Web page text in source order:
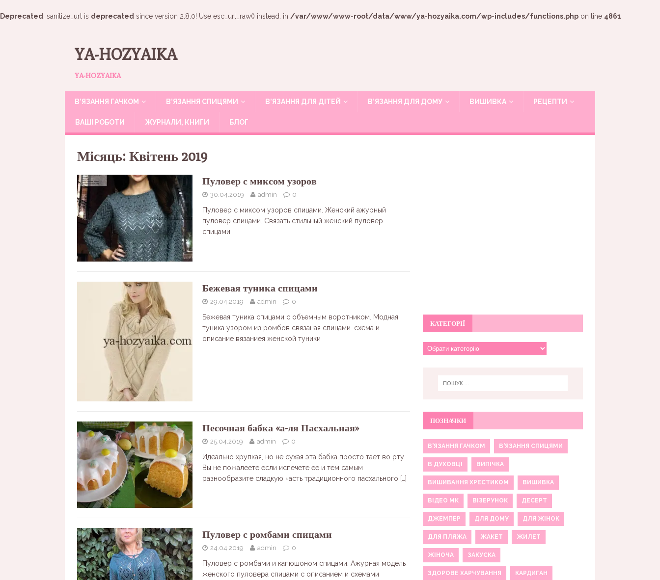
Deprecated : sanitize_url is deprecated since version 2.8.0! Use esc_url_raw() instead. in /var/www/www-root/data/www/ya-hozyaika.com/wp-includes/functions.php on line 4861
YA-HOZYAIKA
YA-HOZYAIKA
В’ЯЗАННЯ ГАЧКОМ В’ЯЗАННЯ СПИЦЯМИ В’ЯЗАННЯ ДЛЯ ДІТЕЙ В’ЯЗАННЯ ДЛЯ ДОМУ ВИШИВКА РЕЦЕПТИ
ВАШІ РОБОТИ ЖУРНАЛИ, КНИГИ БЛОГ
Місяць: Квітень 2019
Пуловер с миксом узоров
30.04.2019 admin 0
Пуловер с миксом узоров спицами. Женский ажурный
пуловер спицами. Связать стильный женский пуловер
спицами
Бежевая туника спицами
29.04.2019 admin 0
Бежевая туника спицами с объемным воротником. Модная
туника узором из ромбов связаная спицами. схема и
описание вязаниея женской туники
Песочная бабка «а-ля Пасхальная»
25.04.2019 admin 0
Идеально хрупкая, но не сухая эта бабка просто тает во рту.
Вы не пожалеете если испечете ее и тем самым
разнообразите сладкую часть традиционного пасхального […]
Пуловер с ромбами спицами
24.04.2019 admin 0
Пуловер с ромбами и капюшоном спицами. Ажурная модель
женского пуловера спицами с описанием и схемами
КАТЕГОРІЇ
ПОЗНАЧКИ
В'ЯЗАННЯ ГАЧКОМ В'ЯЗАННЯ СПИЦЯМИ
В ДУХОВЦІ ВИПІЧКА
ВИШИВАННЯ ХРЕСТИКОМ ВИШИВКА
ВІДЕО МК ВІЗЕРУНОК ДЕСЕРТ
ДЖЕМПЕР ДЛЯ ДОМУ ДЛЯ ЖІНОК
ДЛЯ ПЛЯЖА ЖАКЕТ ЖИЛЕТ
ЖІНОЧА ЗАКУСКА
ЗДОРОВЕ ХАРЧУВАННЯ КАРДИГАН